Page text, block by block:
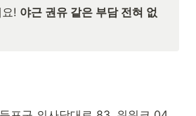
! 야근 권유 같은 부담 전혀 없